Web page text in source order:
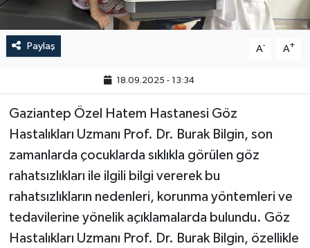
Paylaş A- A+
18.09.2025 - 13:34
Gaziantep Özel Hatem Hastanesi Göz
Hastalıkları Uzmanı Prof. Dr. Burak Bilgin, son
zamanlarda çocuklarda sıklıkla görülen göz
rahatsızlıkları ile ilgili bilgi vererek bu
rahatsızlıkların nedenleri, korunma yöntemleri ve
tedavilerine yönelik açıklamalarda bulundu. Göz
Hastalıkları Uzmanı Prof. Dr. Burak Bilgin, özellikle